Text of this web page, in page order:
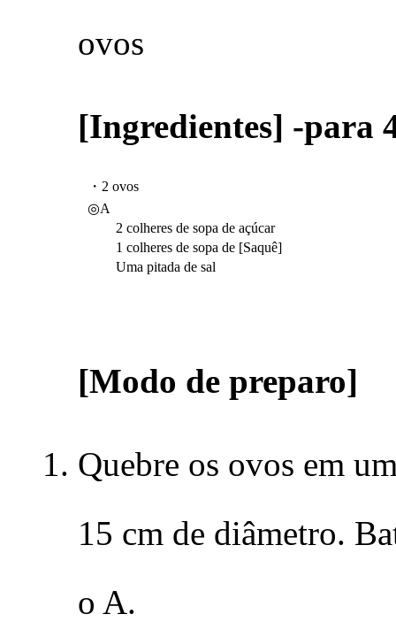
ovos
[Ingredientes] -
・2 ovos
◎A
2 colheres de sopa de açúcar
1 colheres de sopa de [Saquê]
Uma pitada de sal
[Modo de preparo]
Quebre os ovos em
15 cm de diâmetro.
o A.